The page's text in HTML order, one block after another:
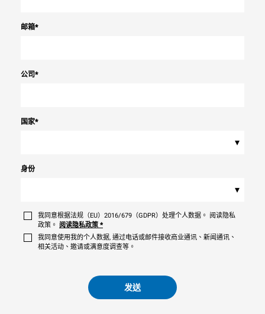
邮箱*
公司*
国家*
▾
身份
▾
我同意根据法规（EU）2016/679（GDPR）处理个人数据。 阅读隐私
政策。 阅读隐私政策 *
我同意使用我的个人数据, 通过电话或邮件接收商业通讯、新闻通讯、
相关活动、邀请或满意度调查等。
发送